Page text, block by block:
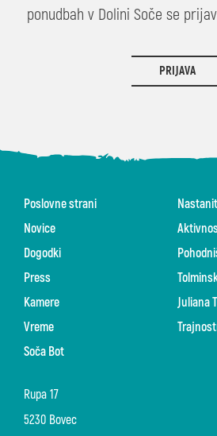
ponudbah v Dolini Soče se
PRIJAVA
Rupa 17
5230 Bovec
Poslovne strani
Novice
Dogodki
Press
Kamere
Vreme
Soča Bot
Juliana